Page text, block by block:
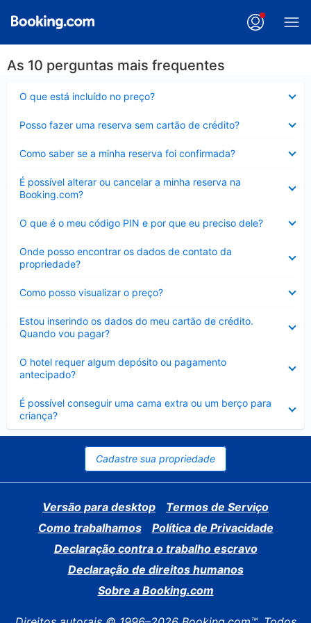
As 10 perguntas mais frequentes
O que está incluído no preço?
Posso fazer uma reserva sem cartão de crédito?
Como saber se a minha reserva foi confirmada?
É possível alterar ou cancelar a minha reserva na
Booking.com?
Contraído
O que é o meu código PIN e por que eu preciso dele?
Onde posso encontrar os dados de contato da
propriedade?
Como posso visualizar o preço?
Estou inserindo os dados do meu cartão de crédito.
Quando vou pagar?
O hotel requer algum depósito ou pagamento
antecipado?
É possível conseguir uma cama extra ou um berço para
criança?
Contraído
Cadastre sua propriedade
Versão para desktop
Termos de Serviço
Como trabalhamos
Política de Privacidade
Declaração contra o trabalho escravo
Declaração de direitos humanos
Sobre a Booking.com